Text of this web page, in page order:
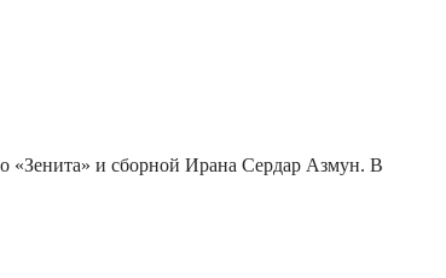
«Зенита» и сборной Ирана Сердар Азмун. В